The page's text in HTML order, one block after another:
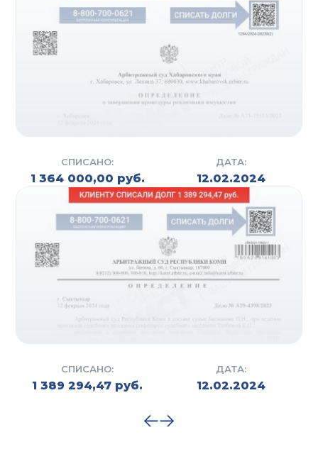
СПИСАНО:
1 364 000,00 руб.
ДАТА:
12.02.2024
СПИСАНО:
1 389 294,47 руб.
ДАТА:
12.02.2024